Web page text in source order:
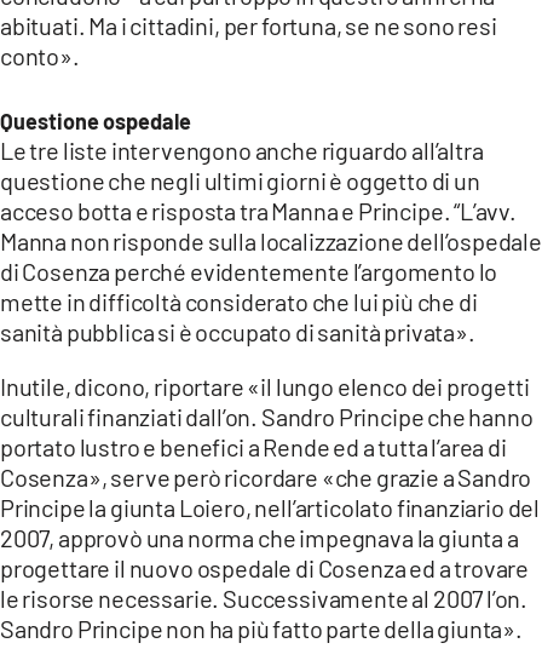
abituati. Ma i cittadini, per fortuna, se ne sono resi
conto».
Questione ospedale
Le tre liste intervengono anche riguardo all’altra
questione che negli ultimi giorni è oggetto di un
acceso botta e risposta tra Manna e Principe. “L’avv.
Manna non risponde sulla localizzazione dell’ospedale
di Cosenza perché evidentemente l’argomento lo
mette in difficoltà considerato che lui più che di
sanità pubblica si è occupato di sanità privata».
Inutile, dicono, riportare «il lungo elenco dei progetti
culturali finanziati dall’on. Sandro Principe che hanno
portato lustro e benefici a Rende ed a tutta l’area di
Cosenza», serve però ricordare «che grazie a Sandro
Principe la giunta Loiero, nell’articolato finanziario del
2007, approvò una norma che impegnava la giunta a
progettare il nuovo ospedale di Cosenza ed a trovare
le risorse necessarie. Successivamente al 2007 l’on.
Sandro Principe non ha più fatto parte della giunta».